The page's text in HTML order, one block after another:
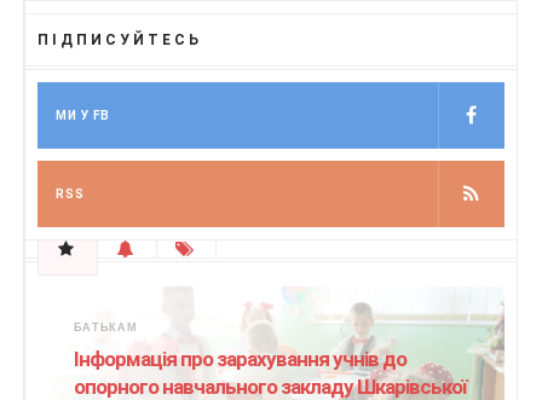
ПІДПИСУЙТЕСЬ
МИ У FB
RSS
БАТЬКАМ
Інформація про зарахування учнів до
опорного навчального закладу Шкарівської